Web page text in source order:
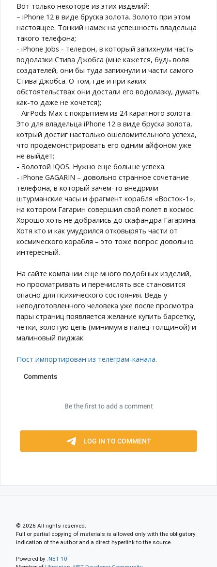
Вот только некоторе из этих изделий:
– iPhone 12 в виде бруска золота. Золото при этом
настоящее. Тонкий намек на успешность владельца
такого телефона;
- iPhone Jobs - телефон, в который запихнули часть
водолазки Стива Джобса (мне кажется, будь воля
создателей, они бы туда запихнули и части самого
Стива Джобса. О том, где и при каких
обстоятельствах они достали его водолазку, думать
как-то даже не хочется);
- AirPods Max с покрытием из 24 каратного золота.
Это для владельца iPhone 12 в виде бруска золота,
котрый достиг настолько ошеломительного успеха,
что продемонстрировать его одним айфоном уже
не выйдет;
- Золотой IQOS. Нужно еще больше успеха.
- iPhone GAGARIN – довольно странное сочетание
телефона, в который зачем-то внедрили
штурманские часы и фрагмент корабля «Восток-1»,
на котором Гагарин совершил свой полет в космос.
Хорошо хоть не добрались до скафандра Гагарина.
Хотя кто и как умудрился отковырять части от
космического корабля – это тоже вопрос довольно
интересный.
На сайте компании еще много подобных изделий,
но просматривать и перечислять все становится
опасно для психического состояния. Ведь у
неподготовленного человека уже после просмотра
пары страниц появляется желание купить барсетку,
четки, золотую цепь (минимум в палец толщиной) и
малиновый пиджак.
Пост импортирован из телеграм-канала.
© 2026 All rights reserved.
Full or partial copying of materials is allowed only with the obligatory
indication of the author and a direct hyperlink to the source.
Powered by .NET 10